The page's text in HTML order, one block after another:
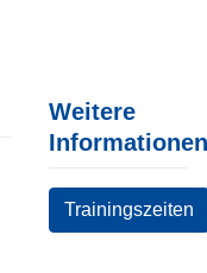
Weitere
Informationen
Trainingszeiten